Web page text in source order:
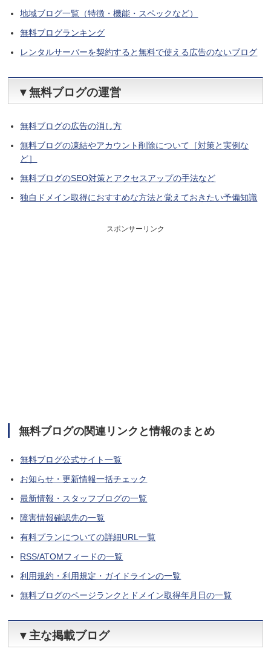
地域ブログ一覧（特徴・機能・スペックなど）
無料ブログランキング
レンタルサーバーを契約すると無料で使える広告のないブログ
▼無料ブログの運営
無料ブログの広告の消し方
無料ブログの凍結やアカウント削除について［対策と実例な
ど］
無料ブログのSEO対策とアクセスアップの手法など
独自ドメイン取得におすすめな方法と覚えておきたい予備知識
スポンサーリンク
無料ブログの関連リンクと情報のまとめ
無料ブログ公式サイト一覧
お知らせ・更新情報一括チェック
最新情報・スタッフブログの一覧
障害情報確認先の一覧
有料プランについての詳細URL一覧
RSS/ATOMフィードの一覧
利用規約・利用規定・ガイドラインの一覧
無料ブログのページランクとドメイン取得年月日の一覧
▼主な掲載ブログ